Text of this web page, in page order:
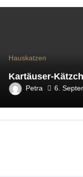
Hauskatzen
Kartäuser-
Petra 6.